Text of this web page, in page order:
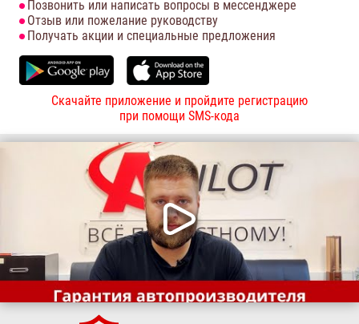
Позвонить или написать вопросы в мессенджере
Отзыв или пожелание руководству
Получать акции и специальные предложения
Скачайте приложение и пройдите регистрацию
при помощи SMS-кода